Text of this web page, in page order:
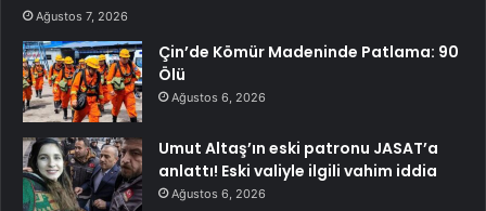
Ağustos 7, 2026
Çin’de Kömür Madeninde Patlama: 90
Ölü
Ağustos 6, 2026
Umut Altaş’ın eski patronu JASAT’a
anlattı! Eski valiyle ilgili vahim iddia
Ağustos 6, 2026